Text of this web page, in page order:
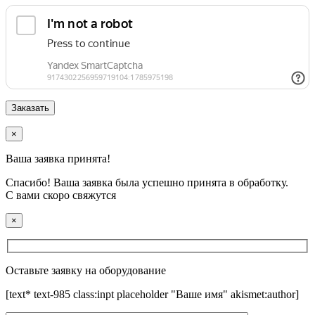
×
Ваша заявка принята!
Спасибо! Ваша заявка была успешно принята в обработку.
С вами скоро свяжутся
×
Оставьте заявку на оборудование
[text* text-985 class:inpt placeholder "Ваше имя" akismet:author]